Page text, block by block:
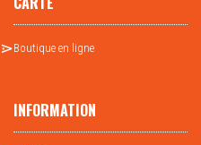
Boutique en ligne
INFORMATION